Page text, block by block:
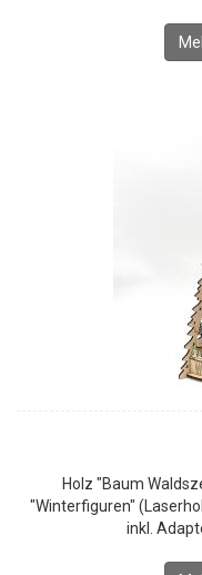
Holz "Baum
"Winterfiguren"
inkl.